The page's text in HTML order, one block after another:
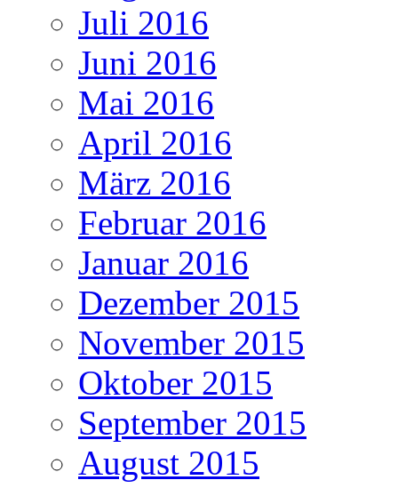
Juli 2016
Juni 2016
Mai 2016
April 2016
März 2016
Februar 2016
Januar 2016
Dezember 2015
November 2015
Oktober 2015
September 2015
August 2015